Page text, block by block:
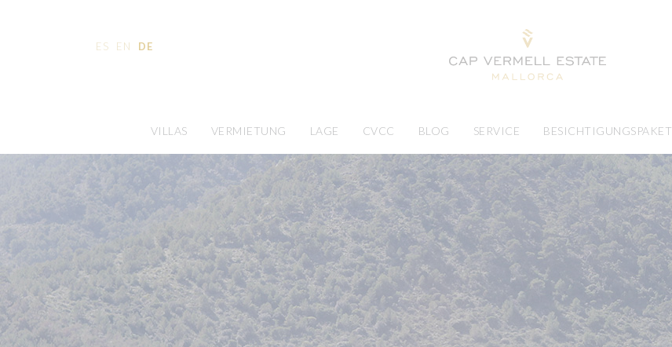
ES EN DE
VILLAS VERMIETUNG LAGE CVCC BLOG SERVICE BESICHTIGUNGSPAKET